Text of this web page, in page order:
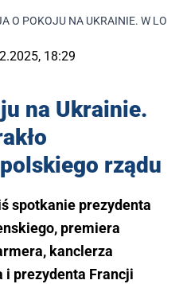
O POKOJU NA UKRAINIE. W
18:29
na Ukrainie.
rządu
spotkanie prezydenta
premiera
kanclerza
i prezydenta Francji